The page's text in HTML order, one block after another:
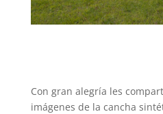
Con gran alegría les
imágenes de la cancha